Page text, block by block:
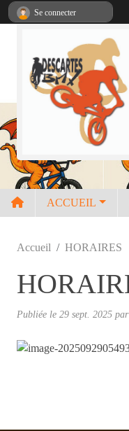
ACCUEIL
Accueil HORAIRES
Publiée le 29 sept. 2025 par
Se connecter
Panneau de gestion des